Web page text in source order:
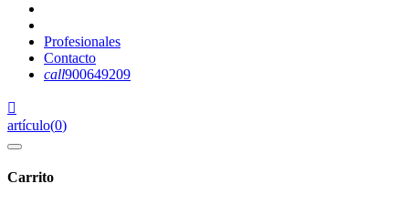
Profesionales
Contacto
call900649209

artículo(0)
Carrito